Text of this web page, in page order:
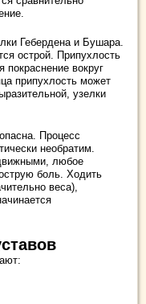
Гебердена и Бушара.
острой. Припухлость
покраснение вокруг
припухлость может
узелки
Процесс
необратим.
любое
боль. Ходить
веса),